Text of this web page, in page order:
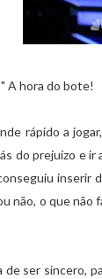
A hora do bote!
rápido a
do prejuízo e ir
inserir
não, o que não
de ser sincero,